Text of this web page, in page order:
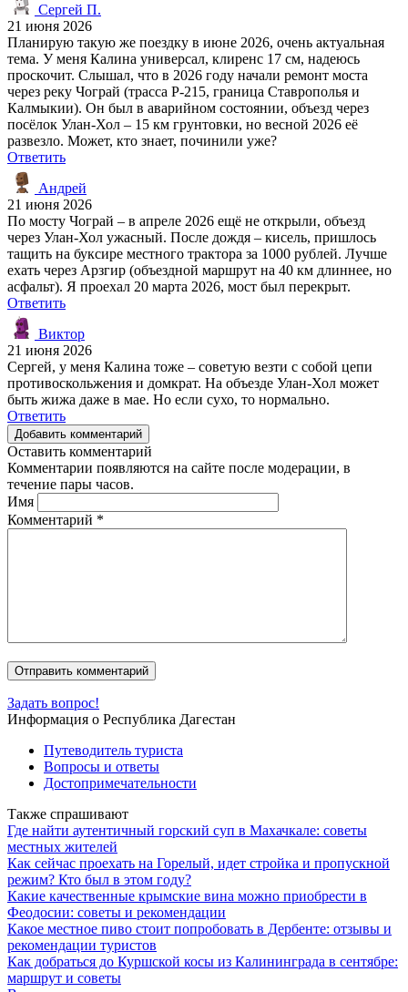
Сергей П.
21 июня 2026
Планирую такую же поездку в июне 2026, очень актуальная
тема. У меня Калина универсал, клиренс 17 см, надеюсь
проскочит. Слышал, что в 2026 году начали ремонт моста
через реку Чограй (трасса Р-215, граница Ставрополья и
Калмыкии). Он был в аварийном состоянии, объезд через
посёлок Улан-Хол – 15 км грунтовки, но весной 2026 её
развезло. Может, кто знает, починили уже?
Ответить
Андрей
21 июня 2026
По мосту Чограй – в апреле 2026 ещё не открыли, объезд
через Улан-Хол ужасный. После дождя – кисель, пришлось
тащить на буксире местного трактора за 1000 рублей. Лучше
ехать через Арзгир (объездной маршрут на 40 км длиннее, но
асфальт). Я проехал 20 марта 2026, мост был перекрыт.
Ответить
Виктор
21 июня 2026
Сергей, у меня Калина тоже – советую везти с собой цепи
противоскольжения и домкрат. На объезде Улан-Хол может
быть жижа даже в мае. Но если сухо, то нормально.
Ответить
Добавить комментарий
Оставить комментарий
Комментарии появляются на сайте после модерации, в
течение пары часов.
Имя
Комментарий *
Задать вопрос!
Информация о Республика Дагестан
Путеводитель туриста
Вопросы и ответы
Достопримечательности
Также спрашивают
Где найти аутентичный горский суп в Махачкале: советы
местных жителей
Как сейчас проехать на Горелый, идет стройка и пропускной
режим? Кто был в этом году?
Какие качественные крымские вина можно приобрести в
Феодосии: советы и рекомендации
Какое местное пиво стоит попробовать в Дербенте: отзывы и
рекомендации туристов
Как добраться до Куршской косы из Калининграда в сентябре:
маршрут и советы